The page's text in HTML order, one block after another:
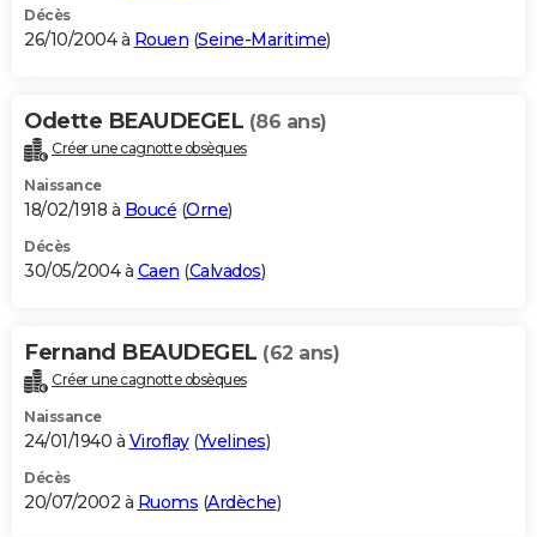
Décès
26/10/2004 à Rouen (Seine-Maritime)
Odette BEAUDEGEL (86 ans)
Créer une cagnotte obsèques
Naissance
18/02/1918 à Boucé (Orne)
Décès
30/05/2004 à Caen (Calvados)
Fernand BEAUDEGEL (62 ans)
Créer une cagnotte obsèques
Naissance
24/01/1940 à Viroflay(Yvelines)
Décès
20/07/2002 à Ruoms (Ardèche)